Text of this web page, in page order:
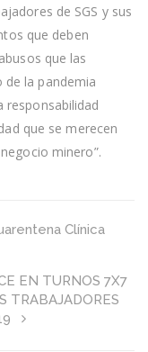
de SGS y sus
que deben
que las
la pandemia
responsabilidad
que se merecen
minero”.
Clínica
EN TURNOS 7X7
TRABAJADORES